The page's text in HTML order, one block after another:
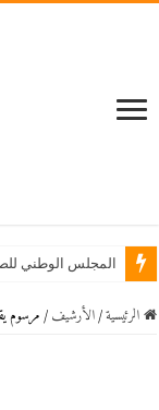
المجلس الوطني
الرئيسية / اﻷرشيف / مرسوم